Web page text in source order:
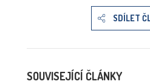
SDÍLET
SOUVISEJÍCÍ ČLÁNKY